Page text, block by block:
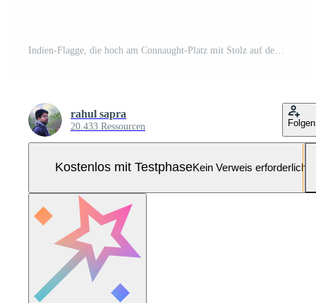
rahul sapra
20.433 Ressourcen Folgen
Kostenlos mit TestphaseKein Verweis erforderlich